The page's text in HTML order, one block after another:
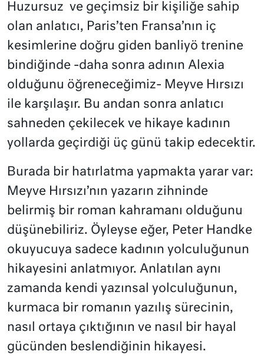
Huzursuz ve geçimsiz bir kişiliğe sahip
olan anlatıcı, Paris’ten Fransa’nın iç
kesimlerine doğru giden banliyö trenine
bindiğinde -daha sonra adının Alexia
olduğunu öğreneceğimiz- Meyve Hırsızı
ile karşılaşır. Bu andan sonra anlatıcı
sahneden çekilecek ve hikaye kadının
yollarda geçirdiği üç günü takip edecektir.
Burada bir hatırlatma yapmakta yarar var:
Meyve Hırsızı’nın yazarın zihninde
belirmiş bir roman kahramanı olduğunu
düşünebiliriz. Öyleyse eğer, Peter Handke
okuyucuya sadece kadının yolculuğunun
hikayesini anlatmıyor. Anlatılan aynı
zamanda kendi yazınsal yolculuğunun,
kurmaca bir romanın yazılış sürecinin,
nasıl ortaya çıktığının ve nasıl bir hayal
gücünden beslendiğinin hikayesi.